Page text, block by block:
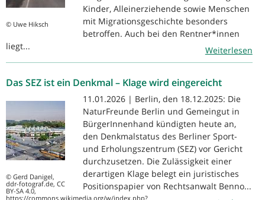
© Uwe Hiksch
Kinder, Alleinerziehende sowie Menschen
mit Migrationsgeschichte besonders
betroffen. Auch bei den Rentner*innen
liegt...
Weiterlesen
Das SEZ ist ein Denkmal – Klage wird eingereicht
© Gerd Danigel,
ddr-fotograf.de, CC
BY-SA 4.0,
https://commons.wikimedia.org/w/index.php?
11.01.2026 | Berlin, den 18.12.2025: Die
NaturFreunde Berlin und Gemeingut in
BürgerInnenhand kündigten heute an,
den Denkmalstatus des Berliner Sport-
und Erholungszentrum (SEZ) vor Gericht
durchzusetzen. Die Zulässigkeit einer
derartigen Klage belegt ein juristisches
Positionspapier von Rechtsanwalt Benno...